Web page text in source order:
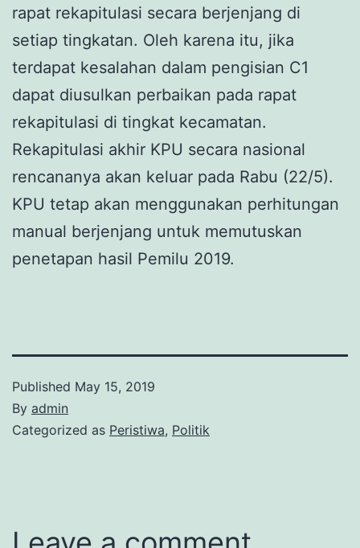
rapat rekapitulasi secara berjenjang di
setiap tingkatan. Oleh karena itu, jika
terdapat kesalahan dalam pengisian C1
dapat diusulkan perbaikan pada rapat
rekapitulasi di tingkat kecamatan.
Rekapitulasi akhir KPU secara nasional
rencananya akan keluar pada Rabu (22/5).
KPU tetap akan menggunakan perhitungan
manual berjenjang untuk memutuskan
penetapan hasil Pemilu 2019.
Published May 15, 2019
By admin
Categorized as Peristiwa, Politik